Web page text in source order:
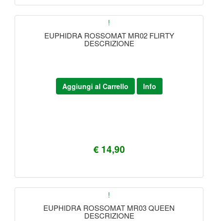
!
EUPHIDRA ROSSOMAT MR02 FLIRTY
DESCRIZIONE
€ 14,90
Aggiungi al Carrello Info
!
EUPHIDRA ROSSOMAT MR03 QUEEN
DESCRIZIONE